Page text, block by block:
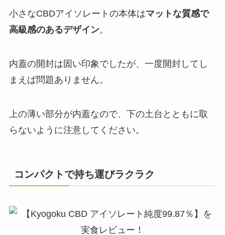
小さなCBDアイソレートの本体はマットな質感で
高級感のあるデザイン。
内蓋の開封は固い印象でしたが、一度開封してし
まえば問題ありません。
上の薄い部分が内蓋なので、下の土台とともに取
らないように注意してください。
コンパクトで持ち運びラクラク